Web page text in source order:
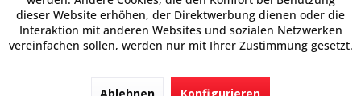
dieser Website erhöhen, der Direktwerbung dienen oder die
Interaktion mit anderen Websites und sozialen Netzwerken
vereinfachen sollen, werden nur mit Ihrer Zustimmung gesetzt.